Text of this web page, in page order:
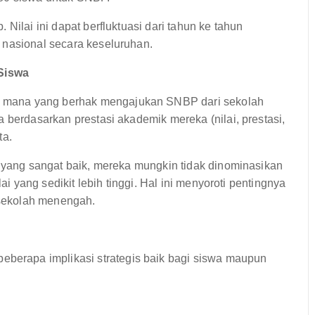
Nilai ini dapat berfluktuasi dari tahun ke tahun
secara keseluruhan.
yang berhak mengajukan SNBP dari sekolah
prestasi akademik mereka (nilai, prestasi,
sangat baik, mereka mungkin tidak dinominasikan
yang sedikit lebih tinggi. Hal ini menyoroti pentingnya
menengah.
implikasi strategis baik bagi siswa maupun